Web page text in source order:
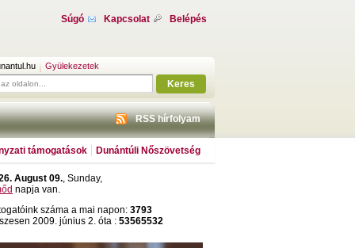
Súgó Kapcsolat Belépés
Gyülekezetek
Keres
RSS hírfolyam
támogatások Dunántúli Nőszövetség
August 09., Sunday,
napja van.
száma a mai napon: 3793
2009. június 2. óta : 53565532